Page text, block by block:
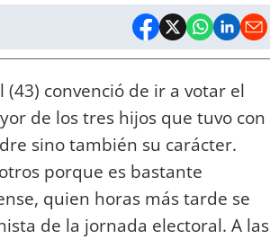
convenció de ir a votar el
de los tres hijos que tuvo con
sino también su carácter.
porque es bastante
quien horas más tarde se
de la jornada electoral. A las